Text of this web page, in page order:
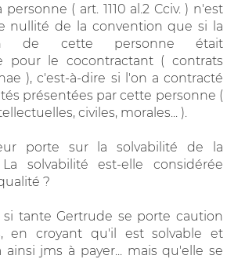
( art. 1110 al.2 Cciv. ) n'est
nullité de la convention que si la
de cette personne était
pour le cocontractant ( contrats
), c'est-à-dire si l'on a contracté
présentées par cette personne (
civiles, morales... ).
porte sur la solvabilité de la
solvabilité est-elle considérée
?
si tante Gertrude se porte caution
en croyant qu'il est solvable et
ainsi jms à payer... mais qu'elle se